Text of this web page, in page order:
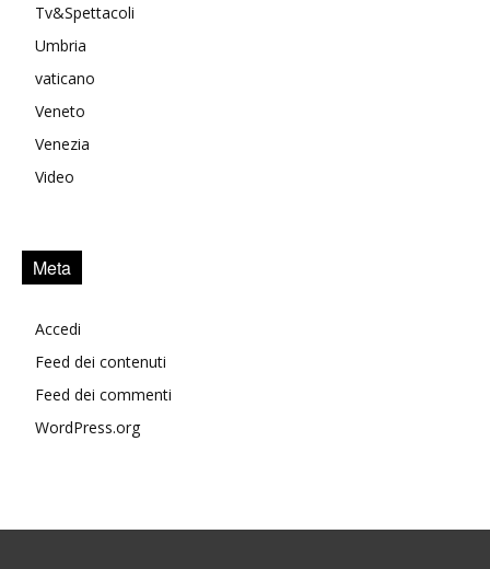
Tv&Spettacoli
Umbria
vaticano
Veneto
Venezia
Video
Meta
Accedi
Feed dei contenuti
Feed dei commenti
WordPress.org